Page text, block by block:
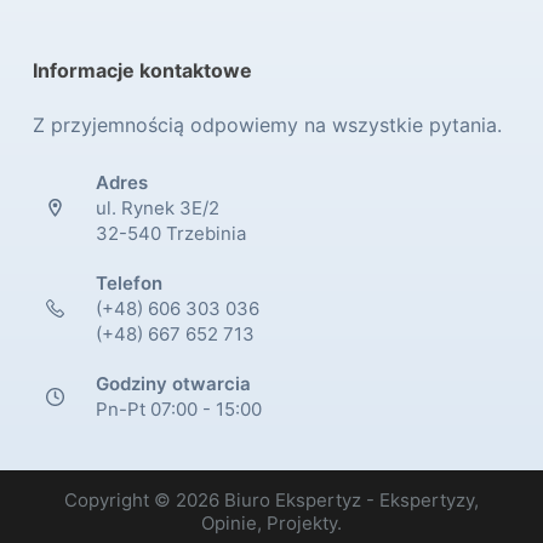
Informacje kontaktowe
Z przyjemnością odpowiemy na wszystkie pytania.
Adres
ul. Rynek 3E/2
32-540 Trzebinia
Telefon
(+48) 606 303 036
(+48) 667 652 713
Godziny otwarcia
Pn-Pt 07:00 - 15:00
Copyright © 2026 Biuro Ekspertyz - Ekspertyzy,
Opinie, Projekty.